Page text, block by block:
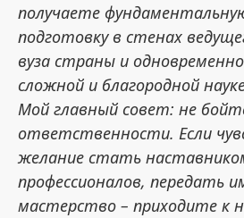
получаете
подготовку в стенах
вуза страны и
сложной и благородной
Мой главный совет: не
ответственности. Если
желание стать
профессионалов, передать
мастерство – приходите к